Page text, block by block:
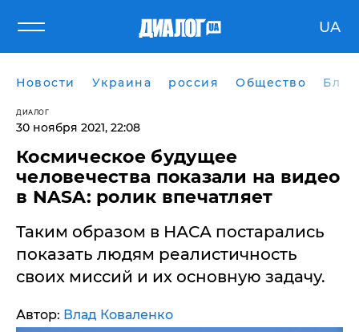
UA
Новости Украина россия Общество
ДИАЛОГ
30 ноября 2021, 22:08
Космическое будущее
человечества показали на видео
в NASA: ролик впечатляет
Таким образом в НАСА постарались
показать людям реалистичность
своих миссий и их основную задачу.
Автор: Влад Коваленко